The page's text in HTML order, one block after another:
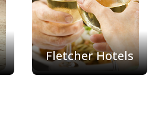
Fletcher Hotels